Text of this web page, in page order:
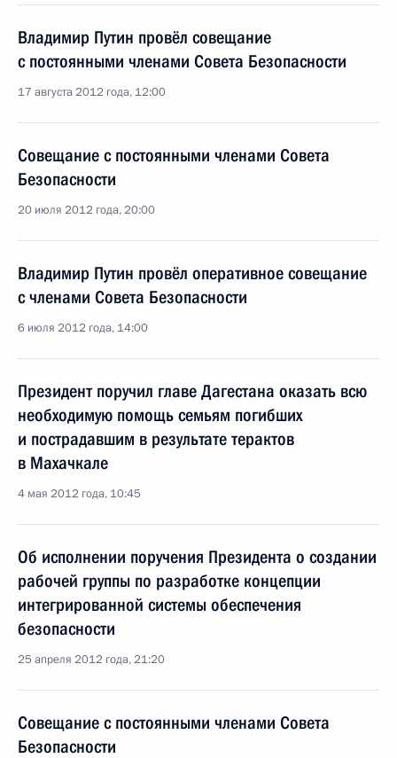
Владимир Путин провёл совещание
с постоянными членами Совета Безопасности
17 августа 2012 года, 12:00
Совещание с постоянными членами Совета
Безопасности
20 июля 2012 года, 20:00
Владимир Путин провёл оперативное совещание
с членами Совета Безопасности
6 июля 2012 года, 14:00
Президент поручил главе Дагестана оказать всю
необходимую помощь семьям погибших
и пострадавшим в результате терактов
в Махачкале
4 мая 2012 года, 10:45
Об исполнении поручения Президента о создании
рабочей группы по разработке концепции
интегрированной системы обеспечения
безопасности
25 апреля 2012 года, 21:20
Совещание с постоянными членами Совета
Безопасности